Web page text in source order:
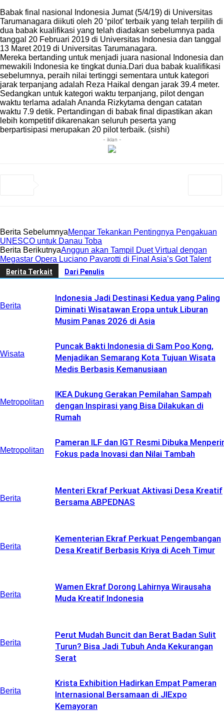
Babak final nasional Indonesia Jumat (5/4/19) di Universitas
Tarumanagara diikuti oleh 20 ‘pilot’ terbaik yang telah terpilih di
dua babak kualifikasi yang telah diadakan sebelumnya pada
tanggal 20 Februari 2019 di Universitas Indonesia dan tanggal
13 Maret 2019 di Universitas Tarumanagara.
Mereka bertanding untuk menjadi juara nasional Indonesia dan
mewakili Indonesia ke tingkat dunia.Dari dua babak kualifikasi
sebelumnya, peraih nilai tertinggi sementara untuk kategori
jarak terpanjang adalah Reza Haikal dengan jarak 39.4 meter.
Sedangkan untuk kategori waktu terpanjang, pilot dengan
waktu terlama adalah Ananda Rizkytama dengan catatan
waktu 7.9 detik. Pertandingan di babak final dipastikan akan
lebih kompetitif dikarenakan seluruh peserta yang
berpartisipasi merupakan 20 pilot terbaik. (sishi)
- iklan -
Berita SebelumnyaMenpar Tekankan Pentingnya Pengakuan
UNESCO untuk Danau Toba
Berita BerikutnyaAnggun akan Tampil Duet Virtual dengan
Megastar Opera Luciano Pavarotti di Final Asia’s Got Talent
Berita Terkait Dari Penulis
Berita
Indonesia Jadi Destinasi Kedua yang Paling
Diminati Wisatawan Eropa untuk Liburan
Musim Panas 2026 di Asia
Wisata
Puncak Bakti Indonesia di Sam Poo Kong,
Menjadikan Semarang Kota Tujuan Wisata
Medis Berbasis Kemanusiaan
Metropolitan
IKEA Dukung Gerakan Pemilahan Sampah
dengan Inspirasi yang Bisa Dilakukan di
Rumah
Metropolitan
Pameran ILF dan IGT Resmi Dibuka
Fokus pada Inovasi dan Nilai Tambah
Berita
Menteri Ekraf Perkuat Aktivasi Desa Kreatif
Bersama ABPEDNAS
Berita
Kementerian Ekraf Perkuat Pengembangan
Desa Kreatif Berbasis Kriya di Aceh Timur
Berita
Wamen Ekraf Dorong Lahirnya Wirausaha
Muda Kreatif Indonesia
Berita
Perut Mudah Buncit dan Berat Badan Sulit
Turun? Bisa Jadi Tubuh Anda Kekurangan
Serat
Berita
Krista Exhibition Hadirkan Empat Pameran
Internasional Bersamaan di JIExpo
Kemayoran